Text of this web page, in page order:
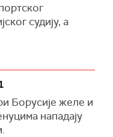
судију, а
Борусије желе и
нападају